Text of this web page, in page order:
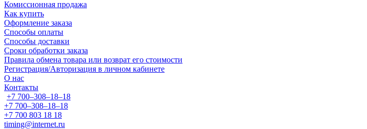
Комиссионная продажа
Как купить
Оформление заказа
Способы оплаты
Способы доставки
Сроки обработки заказа
Правила обмена товара или возврат его стоимости
Регистрация/Авторизация в личном кабинете
О нас
Контакты
+7 700‒308‒18‒18
+7 700‒308‒18‒18
+7 700 803 18 18
timing@internet.ru